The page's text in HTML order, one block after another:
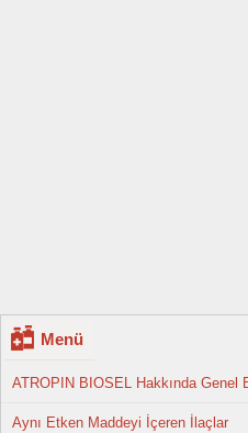
Menü
ATROPIN BIOSEL Hakkında Genel
Aynı Etken Maddeyi İçeren İlaçlar